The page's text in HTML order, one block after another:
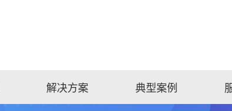
解决方案 典型案例